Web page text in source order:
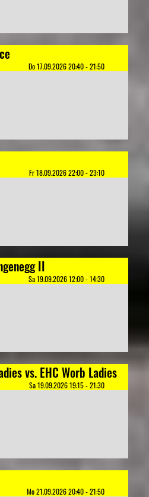
Do 17.09.2026 20:40 - 21:50
Fr 18.09.2026 22:00 - 23:10
II
Sa 19.09.2026 12:00 - 14:30
vs. EHC Worb Ladies
Sa 19.09.2026 19:15 - 21:30
Mo 21.09.2026 20:40 - 21:50